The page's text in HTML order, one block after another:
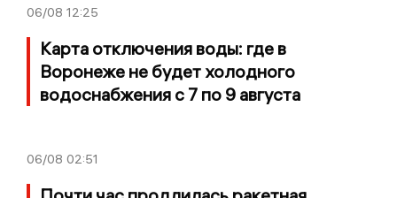
06/08 12:25
Карта отключения воды: где в
Воронеже не будет холодного
водоснабжения с 7 по 9 августа
06/08 02:51